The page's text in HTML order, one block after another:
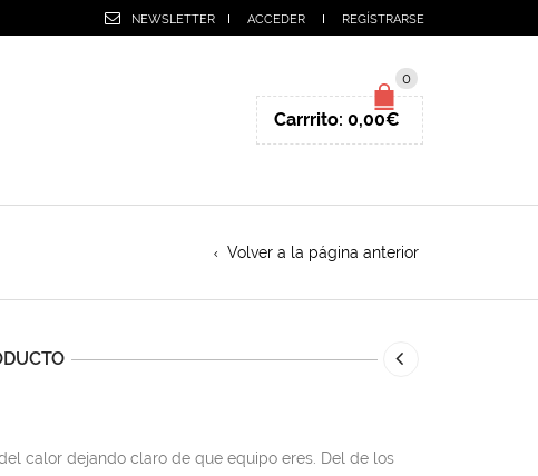
NEWSLETTER ACCEDER REGÍSTRARSE
0
Carrrito: 0,00€
Volver a la página anterior
calor dejando claro de que equipo eres. Del de los